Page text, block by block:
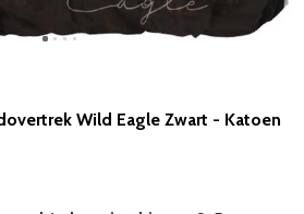
Wild Eagle Zwart - Katoen